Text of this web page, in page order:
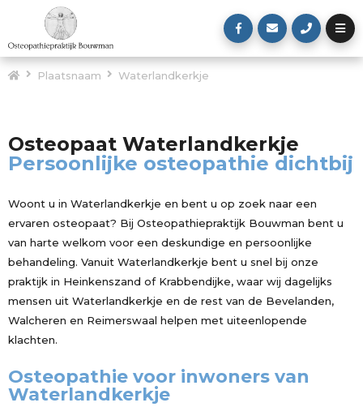
Plaatsnaam Waterlandkerkje
Osteopaat Waterlandkerkje
Persoonlijke osteopathie dichtbij
Woont u in Waterlandkerkje en bent u op zoek naar een
ervaren osteopaat? Bij Osteopathiepraktijk Bouwman bent u
van harte welkom voor een deskundige en persoonlijke
behandeling. Vanuit Waterlandkerkje bent u snel bij onze
praktijk in Heinkenszand of Krabbendijke, waar wij dagelijks
mensen uit Waterlandkerkje en de rest van de Bevelanden,
Walcheren en Reimerswaal helpen met uiteenlopende
klachten.
Osteopathie voor inwoners van
Waterlandkerkje